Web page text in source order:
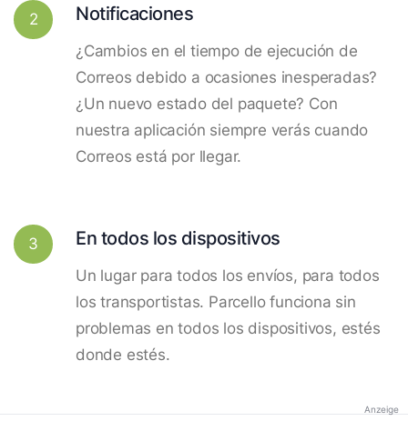
2 Notificaciones
¿Cambios en el tiempo de ejecución de
Correos debido a ocasiones inesperadas?
¿Un nuevo estado del paquete? Con
nuestra aplicación siempre verás cuando
Correos está por llegar.
3 En todos los dispositivos
Un lugar para todos los envíos, para todos
los transportistas. Parcello funciona sin
problemas en todos los dispositivos, estés
donde estés.
Anzeige